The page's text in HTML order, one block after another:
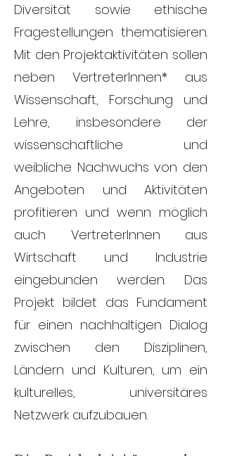
Diversität sowie ethische
Fragestellungen thematisieren.
Mit den Projektaktivitäten sollen
neben VertreterInnen* aus
Wissenschaft, Forschung und
Lehre, insbesondere der
wissenschaftliche und
weibliche Nachwuchs von den
Angeboten und Aktivitäten
profitieren und wenn möglich
auch VertreterInnen aus
Wirtschaft und Industrie
eingebunden werden. Das
Projekt bildet das Fundament
für einen nachhaltigen Dialog
zwischen den Disziplinen,
Ländern und Kulturen, um ein
kulturelles, universitäres
Netzwerk aufzubauen.